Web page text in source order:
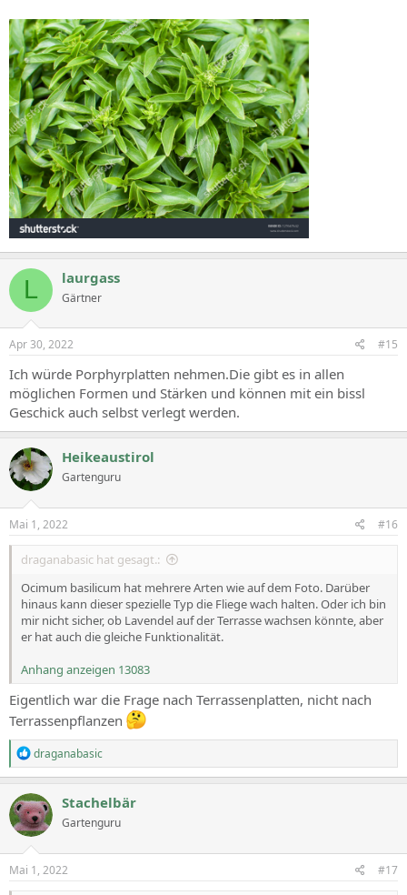
L laurgass
Gärtner
Apr 30, 2022 #15
Ich würde Porphyrplatten nehmen.Die gibt es in allen
möglichen Formen und Stärken und können mit ein bissl
Geschick auch selbst verlegt werden.
Heikeaustirol
Gartenguru
Mai 1, 2022 #16
draganabasic hat gesagt.:
Ocimum basilicum hat mehrere Arten wie auf dem Foto. Darüber
hinaus kann dieser spezielle Typ die Fliege wach halten. Oder ich bin
mir nicht sicher, ob Lavendel auf der Terrasse wachsen könnte, aber
er hat auch die gleiche Funktionalität.
Anhang anzeigen 13083
Eigentlich war die Frage nach Terrassenplatten, nicht nach
Terrassenpflanzen
R
e
a
c
t
i
o
n
s
draganabasic
Stachelbär
Gartenguru
Mai 1, 2022 #17